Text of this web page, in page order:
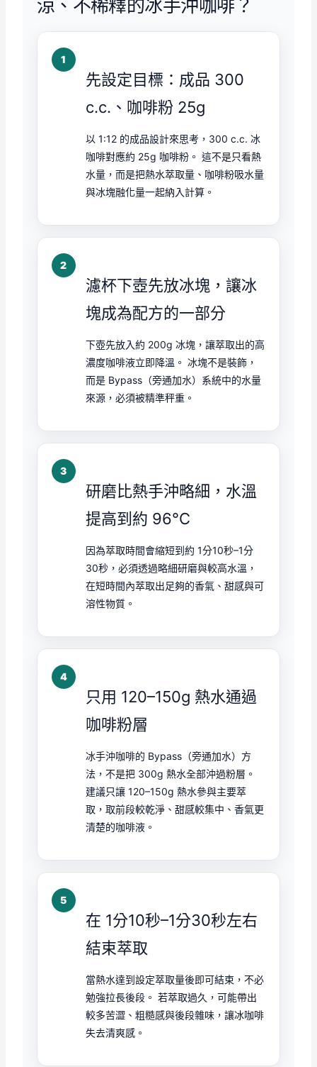
涼、不稀釋的冰手沖咖啡？
先設定目標：成品 300
c.c.、咖啡粉 25g
以 1:12 的成品設計來思考，300 c.c. 冰
咖啡對應約 25g 咖啡粉。 這不是只看熱
水量，而是把熱水萃取量、咖啡粉吸水量
與冰塊融化量一起納入計算。
濾杯下壺先放冰塊，讓冰
塊成為配方的一部分
下壺先放入約 200g 冰塊，讓萃取出的高
濃度咖啡液立即降溫。 冰塊不是裝飾，
而是 Bypass（旁通加水）系統中的水量
來源，必須被精準秤重。
研磨比熱手沖略細，水溫
提高到約 96°C
因為萃取時間會縮短到約 1分10秒–1分
30秒，必須透過略細研磨與較高水溫，
在短時間內萃取出足夠的香氣、甜感與可
溶性物質。
只用 120–150g 熱水通過
咖啡粉層
冰手沖咖啡的 Bypass（旁通加水）方
法，不是把 300g 熱水全部沖過粉層。
建議只讓 120–150g 熱水參與主要萃
取，取前段較乾淨、甜感較集中、香氣更
清楚的咖啡液。
在 1分10秒–1分30秒左右
結束萃取
當熱水達到設定萃取量後即可結束，不必
勉強拉長後段。 若萃取過久，可能帶出
較多苦澀、粗糙感與後段雜味，讓冰咖啡
失去清爽感。